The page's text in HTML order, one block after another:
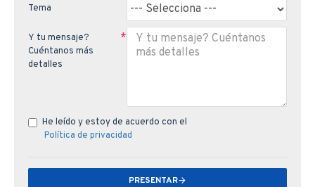
Tema
Y tu mensaje?
Cuéntanos más
detalles
He leído y estoy de acuerdo con el
Política de privacidad
PRESENTAR